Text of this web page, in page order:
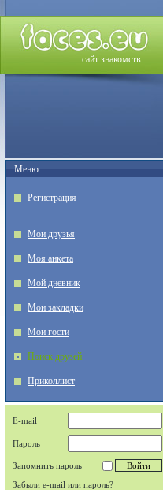
сайт знакомств
Меню
Регистрация
Мои друзья
Моя анкета
Мой дневник
Мои закладки
Мои гости
Поиск друзей
Приколлист
E-mail
Пароль
Запомнить пароль
Забыли e-mail или пароль?